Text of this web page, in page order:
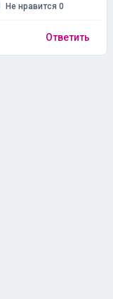
Не нравится 0
Ответить